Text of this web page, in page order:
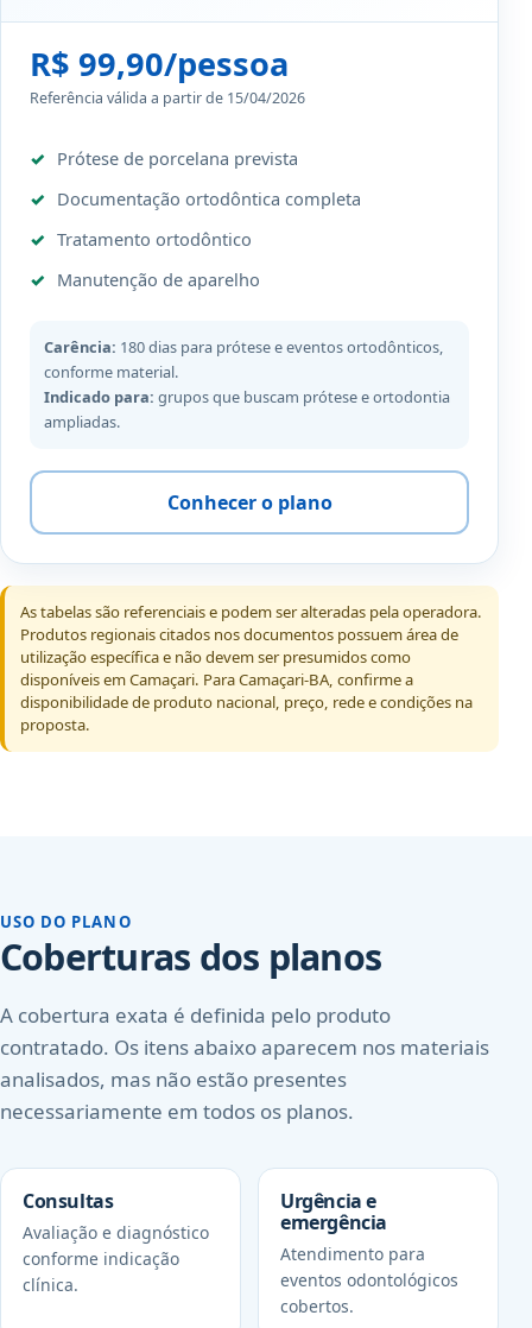
R$ 99,90/pessoa
Referência válida a partir de 15/04/2026
Prótese de porcelana prevista
Documentação ortodôntica completa
Tratamento ortodôntico
Manutenção de aparelho
Carência: 180 dias para prótese e eventos ortodônticos,
conforme material.
Indicado para: grupos que buscam prótese e ortodontia
ampliadas.
Conhecer o plano
As tabelas são referenciais e podem ser alteradas pela operadora.
Produtos regionais citados nos documentos possuem área de
utilização específica e não devem ser presumidos como
disponíveis em Camaçari. Para Camaçari-BA, confirme a
disponibilidade de produto nacional, preço, rede e condições na
proposta.
USO DO PLANO
Coberturas dos planos
A cobertura exata é definida pelo produto
contratado. Os itens abaixo aparecem nos materiais
analisados, mas não estão presentes
necessariamente em todos os planos.
Consultas
Avaliação e diagnóstico
conforme indicação
clínica.
Urgência e
emergência
Atendimento para
eventos odontológicos
cobertos.